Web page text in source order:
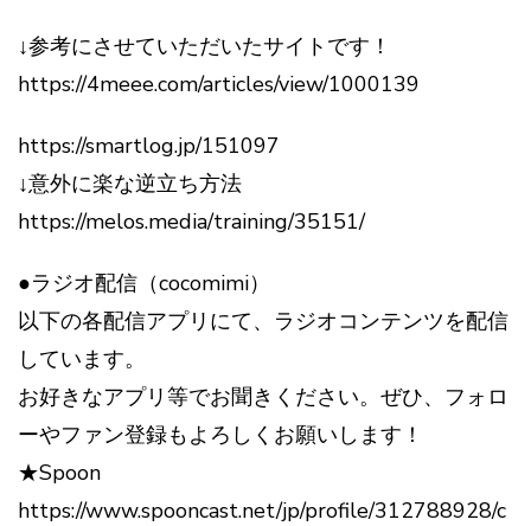
↓参考にさせていただいたサイトです！
https://4meee.com/articles/view/1000139
https://smartlog.jp/151097
↓意外に楽な逆立ち方法
https://melos.media/training/35151/
●ラジオ配信（cocomimi）
以下の各配信アプリにて、ラジオコンテンツを配信
しています。
お好きなアプリ等でお聞きください。ぜひ、フォロ
ーやファン登録もよろしくお願いします！
★Spoon
https://www.spooncast.net/jp/profile/312788928/c